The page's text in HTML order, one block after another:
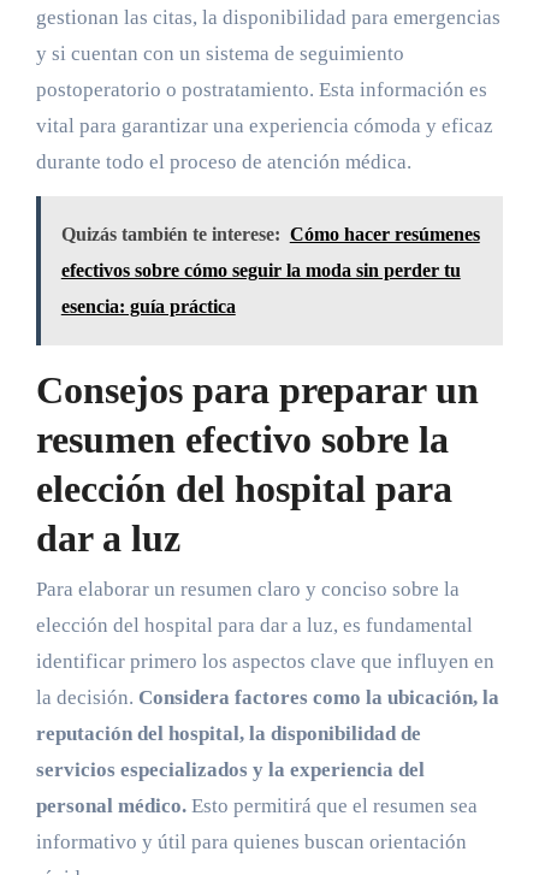
gestionan las citas, la disponibilidad para emergencias
y si cuentan con un sistema de seguimiento
postoperatorio o postratamiento. Esta información es
vital para garantizar una experiencia cómoda y eficaz
durante todo el proceso de atención médica.
Quizás también te interese: Cómo hacer resúmenes
efectivos sobre cómo seguir la moda sin perder tu
esencia: guía práctica
Consejos para preparar un
resumen efectivo sobre la
elección del hospital para
dar a luz
Para elaborar un resumen claro y conciso sobre la
elección del hospital para dar a luz, es fundamental
identificar primero los aspectos clave que influyen en
la decisión. Considera factores como la ubicación, la
reputación del hospital, la disponibilidad de
servicios especializados y la experiencia del
personal médico.Esto permitirá que el resumen sea
informativo y útil para quienes buscan orientación